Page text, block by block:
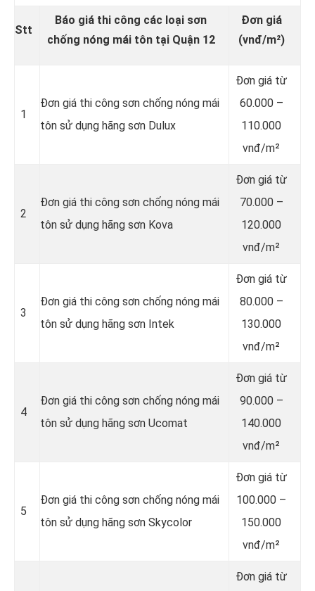
Stt
Báo giá thi công các loại sơn
chống nóng mái tôn tại Quận 12
Đơn giá
(vnđ/m²)
1
Đơn giá thi công sơn chống nóng mái
tôn sử dụng hãng sơn Dulux
Đơn giá từ
60.000 –
110.000
vnđ/m²
2
Đơn giá thi công sơn chống nóng mái
tôn sử dụng hãng sơn Kova
Đơn giá từ
70.000 –
120.000
vnđ/m²
3
Đơn giá thi công sơn chống nóng mái
tôn sử dụng hãng sơn Intek
Đơn giá từ
80.000 –
130.000
vnđ/m²
4
Đơn giá thi công sơn chống nóng mái
tôn sử dụng hãng sơn Ucomat
Đơn giá từ
90.000 –
140.000
vnđ/m²
5
Đơn giá thi công sơn chống nóng mái
tôn sử dụng hãng sơn Skycolor
Đơn giá từ
100.000 –
150.000
vnđ/m²
Đơn giá từ